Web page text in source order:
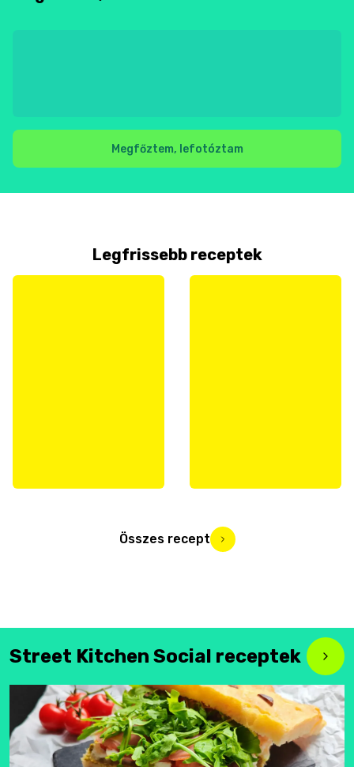
Megfőztem, lefotóztam
Legfrissebb receptek
Összes recept
Street Kitchen Social receptek